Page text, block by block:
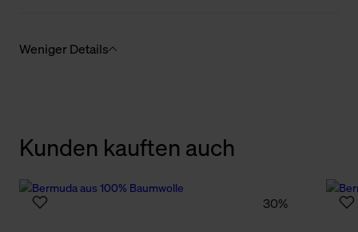
Weniger Details
Kunden kauften auch
30%